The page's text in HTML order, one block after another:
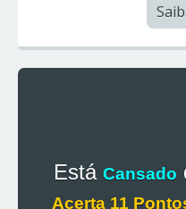
Está Cansado
Acerta 11